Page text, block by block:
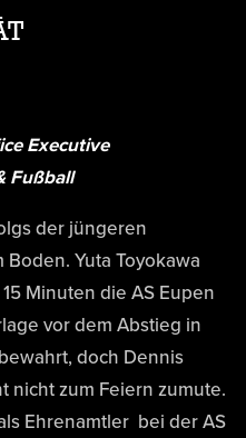
Executive
Fußball
der jüngeren
Yuta Toyokawa
Minuten die AS Eupen
vor dem Abstieg in
doch Dennis
nicht zum Feiern zumute.
Ehrenamtler bei der AS